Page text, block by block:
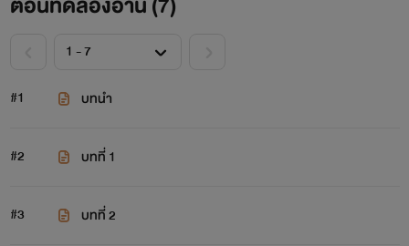
#1 บทนำ
#2 บทที่ 1
#3 บทที่ 2